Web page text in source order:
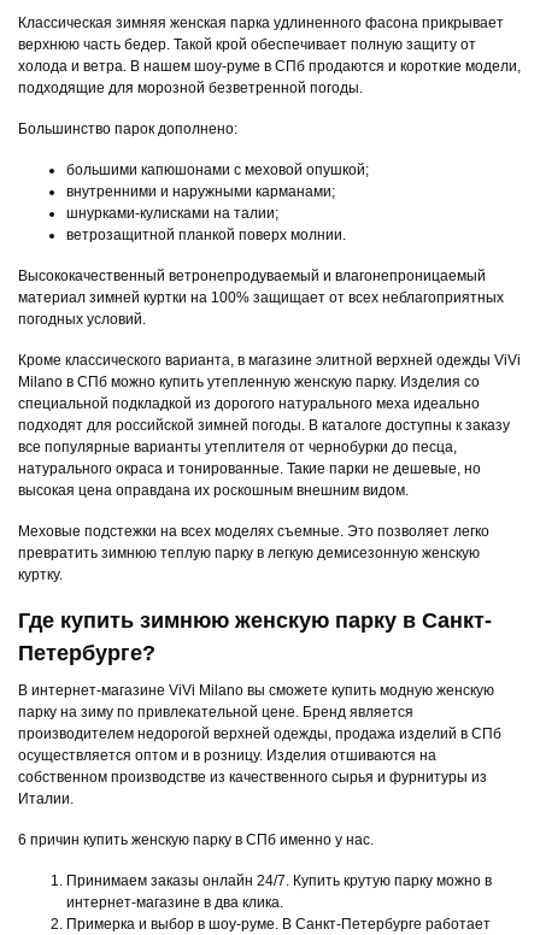
Классическая зимняя женская парка удлиненного фасона прикрывает
верхнюю часть бедер. Такой крой обеспечивает полную защиту от
холода и ветра. В нашем шоу-руме в СПб продаются и короткие модели,
подходящие для морозной безветренной погоды.
Большинство парок дополнено:
большими капюшонами с меховой опушкой;
внутренними и наружными карманами;
шнурками-кулисками на талии;
ветрозащитной планкой поверх молнии.
Высококачественный ветронепродуваемый и влагонепроницаемый
материал зимней куртки на 100% защищает от всех неблагоприятных
погодных условий.
Кроме классического варианта, в магазине элитной верхней одежды ViVi
Milano в СПб можно купить утепленную женскую парку. Изделия со
специальной подкладкой из дорогого натурального меха идеально
подходят для российской зимней погоды. В каталоге доступны к заказу
все популярные варианты утеплителя от чернобурки до песца,
натурального окраса и тонированные. Такие парки не дешевые, но
высокая цена оправдана их роскошным внешним видом.
Меховые подстежки на всех моделях съемные. Это позволяет легко
превратить зимнюю теплую парку в легкую демисезонную женскую
куртку.
Где купить зимнюю женскую парку в Санкт-
Петербурге?
В интернет-магазине ViVi Milano вы сможете купить модную женскую
парку на зиму по привлекательной цене. Бренд является
производителем недорогой верхней одежды, продажа изделий в СПб
осуществляется оптом и в розницу. Изделия отшиваются на
собственном производстве из качественного сырья и фурнитуры из
Италии.
6 причин купить женскую парку в СПб именно у нас.
Принимаем заказы онлайн 24/7. Купить крутую парку можно в
интернет-магазине в два клика.
Примерка и выбор в шоу-руме. В Санкт-Петербурге работает